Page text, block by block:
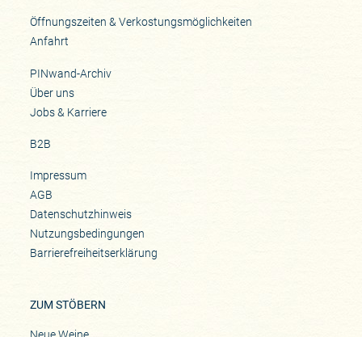
Öffnungszeiten & Verkostungsmöglichkeiten
Anfahrt
PINwand-Archiv
Über uns
Jobs & Karriere
B2B
Impressum
AGB
Datenschutzhinweis
Nutzungsbedingungen
Barrierefreiheitserklärung
ZUM STÖBERN